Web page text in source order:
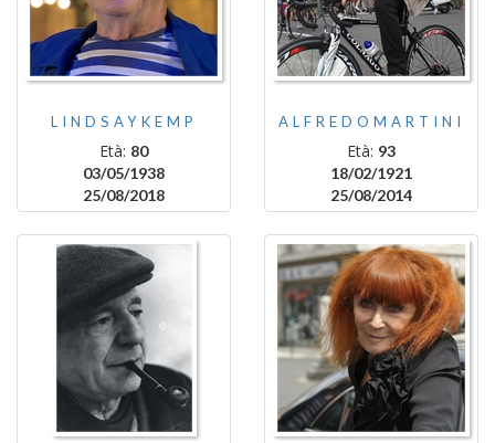
LINDSAYKEMP
Età: 80
03/05/1938
25/08/2018
ALFREDOMARTINI
Età: 93
18/02/1921
25/08/2014